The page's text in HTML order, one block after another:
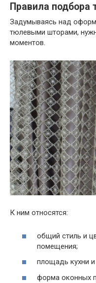
Правила подбора
Задумываясь над
тюлевыми шторами,
моментов.
К ним относятся:
общий стиль и
помещения;
площадь кухни
форма оконных